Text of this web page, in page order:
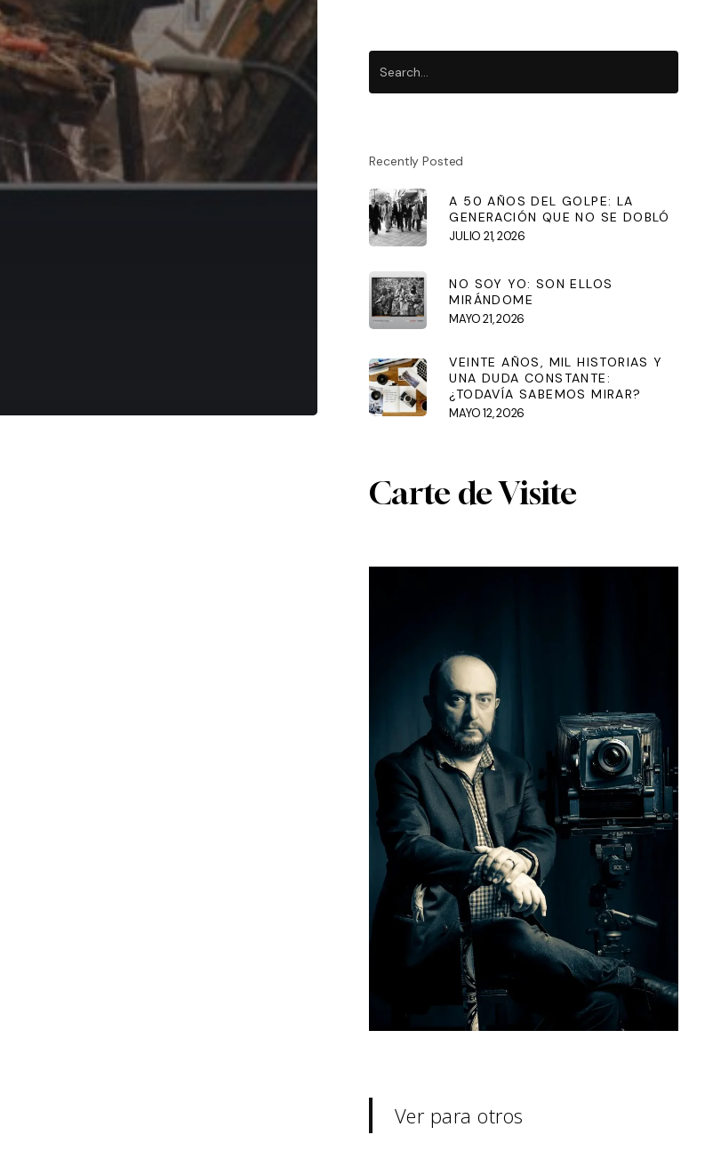
Recently Posted
A 50 AÑOS DEL GOLPE: LA
GENERACIÓN QUE NO SE DOBLÓ
JULIO 21, 2026
NO SOY YO: SON ELLOS
MIRÁNDOME
MAYO 21, 2026
VEINTE AÑOS, MIL HISTORIAS Y
UNA DUDA CONSTANTE:
¿TODAVÍA SABEMOS MIRAR?
MAYO 12, 2026
Carte de Visite
Ver para otros